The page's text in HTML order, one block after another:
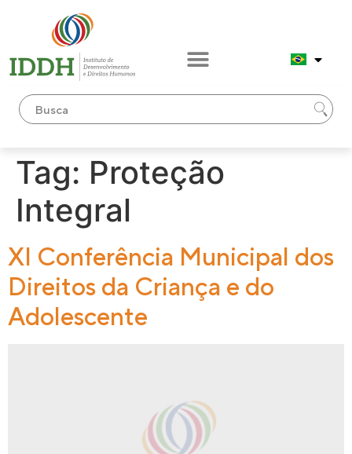
Tag: Proteção
Integral
XI Conferência Municipal dos
Direitos da Criança e do
Adolescente